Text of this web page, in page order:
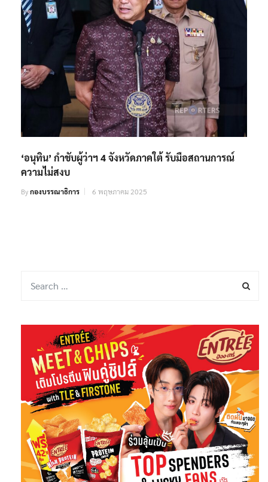
‘อนุทิน’ กำชับผู้ว่าฯ 4 จังหวัดภาคใต้ รับมือสถานการณ์
ความไม่สงบ
Byกองบรรณาธิการ 6 พฤษภาคม 2025